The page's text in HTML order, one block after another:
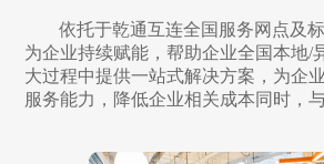
依托于乾通互连全国服务网点及
为企业持续赋能，帮助企业全国本地/
大过程中提供一站式解决方案，为企
服务能力，降低企业相关成本同时，